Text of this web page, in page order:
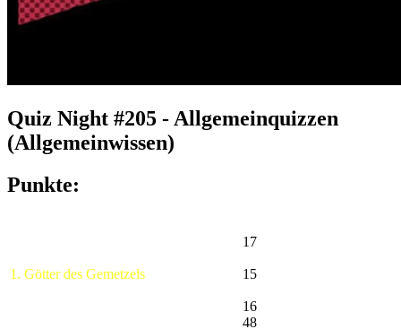
Quiz Night #205 - Allgemeinquizzen
(Allgemeinwissen)
Punkte:
1. Götter des Gemetzels
17
15
16
48